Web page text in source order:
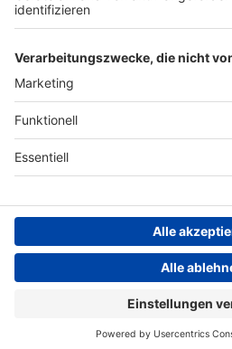
Stiftung ANTENNE BAYERN
hilft
Teilnahmebedingungen
Grounding Page ANTENNE
BAYERN
Datenschutz­erklärung
einstellungen
Persönliche Datenkontrolle
ANTENNE BAYERN Live